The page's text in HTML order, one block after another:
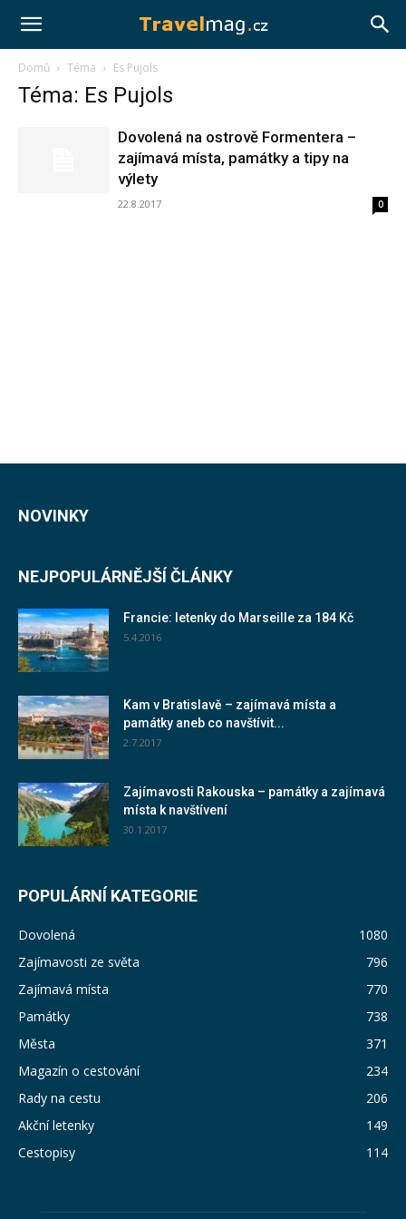
Travelmag.cz
Domů Téma Es Pujols
Téma: Es Pujols
Dovolená na ostrově Formentera –
zajímavá místa, památky a tipy na
výlety
22.8.2017 0
NOVINKY
NEJPOPULÁRNĚJŠÍ ČLÁNKY
Francie: letenky do Marseille za 184 Kč
5.4.2016
Kam v Bratislavě – zajímavá místa a
památky aneb co navštívit...
2.7.2017
Zajímavosti Rakouska – památky a zajímavá
místa k navštívení
30.1.2017
POPULÁRNÍ KATEGORIE
Dovolená
1080
Zajímavosti ze světa
796
Zajímavá místa
770
Památky
738
Města
371
Magazín o cestování
234
Rady na cestu
206
Akční letenky
149
Cestopisy
114